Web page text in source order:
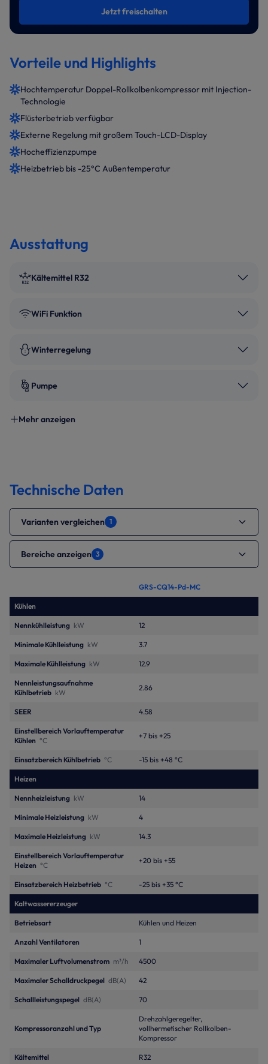
Jetzt freischalten
Vorteile und Highlights
Hochtemperatur Doppel-Rollkolbenkompressor mit Injection-
Technologie
Flüsterbetrieb verfügbar
Externe Regelung mit großem Touch-LCD-Display
Hocheffizienzpumpe
Heizbetrieb bis -25°C Außentemperatur
Ausstattung
Kältemittel R32
WiFi Funktion
Winterregelung
Pumpe
Mehr anzeigen
Technische Daten
Varianten vergleichen 1
Bereiche anzeigen 3
GRS-CQ14-Pd-MC
Kühlen
Nennkühlleistung kW 12
Minimale Kühlleistung kW 3.7
Maximale Kühlleistung kW 12.9
Nennleistungsaufnahme
Kühlbetrieb kW
2.86
SEER 4.58
Einstellbereich Vorlauftemperatur
Kühlen °C
+7 bis +25
Einsatzbereich Kühlbetrieb °C -15 bis +48 °C
Heizen
Nennheizleistung kW 14
Minimale Heizleistung kW 4
Maximale Heizleistung kW 14.3
Einstellbereich Vorlauftemperatur
Heizen °C
+20 bis +55
Einsatzbereich Heizbetrieb °C -25 bis +35 °C
Kaltwassererzeuger
Betriebsart Kühlen und Heizen
Anzahl Ventilatoren 1
Maximaler Luftvolumenstrom m³/h 4500
Maximaler Schalldruckpegel dB(A) 42
Schallleistungspegel dB(A) 70
Kompressoranzahl und Typ
Drehzahlgeregelter,
vollhermetischer Rollkolben-
Kompressor
Kältemittel R32